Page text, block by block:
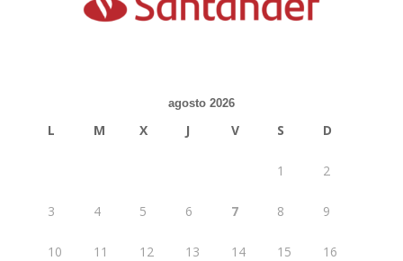
agosto 2026
L M X J V S D
1 2
3 4 5 6 7 8 9
10 11 12 13 14 15 16